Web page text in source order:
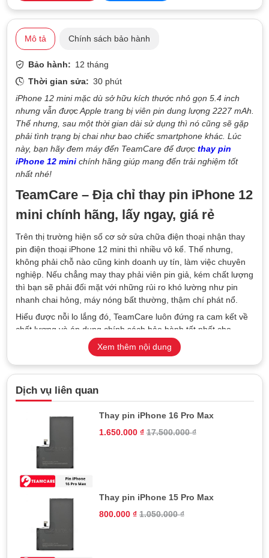
Mô tả Chính sách bảo hành
Bảo hành: 12 tháng
Thời gian sửa: 30 phút
iPhone 12 mini mặc dù sở hữu kích thước nhỏ gọn 5.4 inch
nhưng vẫn được Apple trang bị viên pin dung lượng 2227 mAh.
Thế nhưng, sau một thời gian dài sử dụng thì nó cũng sẽ gặp
phải tình trạng bị chai như bao chiếc smartphone khác. Lúc
này, bạn hãy đem máy đến TeamCare để được thay pin
iPhone 12 minichính hãng giúp mang đến trải nghiệm tốt
nhất nhé!
TeamCare – Địa chỉ thay pin iPhone 12
mini chính hãng, lấy ngay, giá rẻ
Trên thị trường hiện số cơ sở sửa chữa điện thoại nhận thay
pin điện thoại iPhone 12 mini thì nhiều vô kể. Thế nhưng,
không phải chỗ nào cũng kinh doanh uy tín, làm việc chuyên
nghiệp. Nếu chẳng may thay phải viên pin giả, kém chất lượng
thì bạn sẽ phải đối mặt với những rủi ro khó lường như pin
nhanh chai hỏng, máy nóng bất thường, thậm chí phát nổ.
Hiểu được nỗi lo lắng đó, TeamCare luôn đứng ra cam kết về
chất lượng và áp dụng chính sách bảo hành tốt nhất cho
khách hàng khi thay pin iPhone 12 mini cũng như các dòng
điện thoại khác tại cửa hàng.
Xem thêm nội dung
Dịch vụ liên quan
Thay pin iPhone 16 Pro Max
1.650.000 ₫ 17.500.000₫
Thay pin iPhone 15 Pro Max
800.000 ₫ 1.050.000₫